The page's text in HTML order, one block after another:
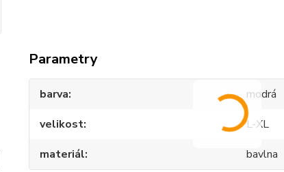
Parametry
barva
modrá
velikost
L-XL
materiál
bavlna